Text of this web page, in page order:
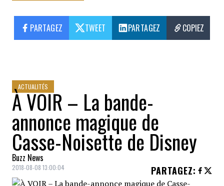
PARTAGEZ TWEET PARTAGEZ COPIEZ
ACTUALITÉS
À VOIR – La bande-
annonce magique de
Casse-Noisette de Disney
Buzz News
2018-08-08 13:00:04 PARTAGEZ: